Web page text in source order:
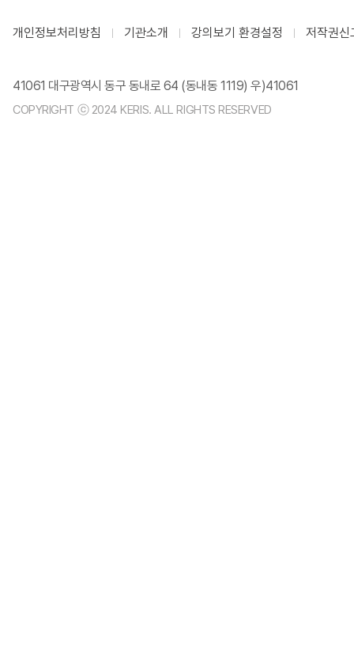
개인정보처리방침 기관소개 강의보기 환경설정 저작권신
41061 대구광역시 동구 동내로 64 (동내동 1119) 우)41061
COPYRIGHT ⓒ 2024 KERIS. ALL RIGHTS RESERVED